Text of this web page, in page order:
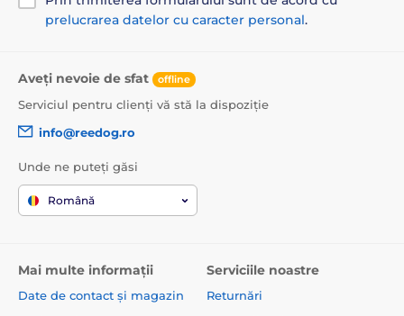
prelucrarea datelor cu caracter personal.
Aveți nevoie de sfat offline
Serviciul pentru clienți vă stă la dispoziție
info@reedog.ro
Unde ne puteți găsi
Română
Mai multe informații
Date de contact și magazin
Serviciile noastre
Returnări